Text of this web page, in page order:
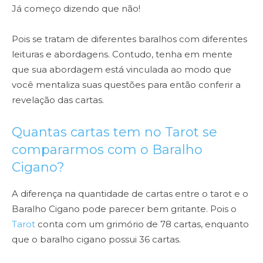
Já começo dizendo que não!
Pois se tratam de diferentes baralhos com diferentes
leituras e abordagens. Contudo, tenha em mente
que sua abordagem está vinculada ao modo que
você mentaliza suas questões para então conferir a
revelação das cartas.
Quantas cartas tem no Tarot se
compararmos com o Baralho
Cigano?
A diferença na quantidade de cartas entre o tarot e o
Baralho Cigano pode parecer bem gritante. Pois o
Tarot conta com um grimório de 78 cartas, enquanto
que o baralho cigano possui 36 cartas.